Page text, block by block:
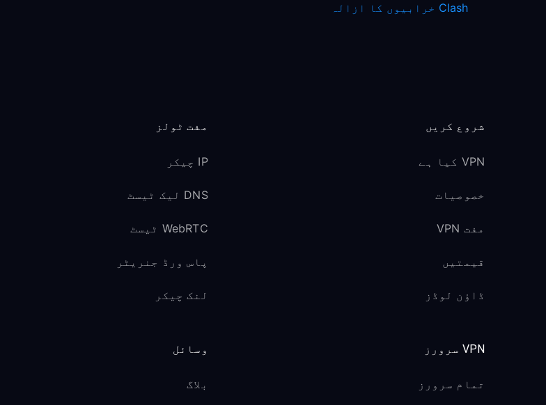
Clash خرابیوں کا ازالہ
شروع کریں
VPN کیا ہے
خصوصیات
مفت VPN
قیمتیں
ڈاؤن لوڈز
مفت ٹولز
IP چیکر
DNS لیک ٹیسٹ
WebRTC ٹیسٹ
پاس ورڈ جنریٹر
لنک چیکر
VPN سرورز
تمام سرورز
وسائل
بلاگ